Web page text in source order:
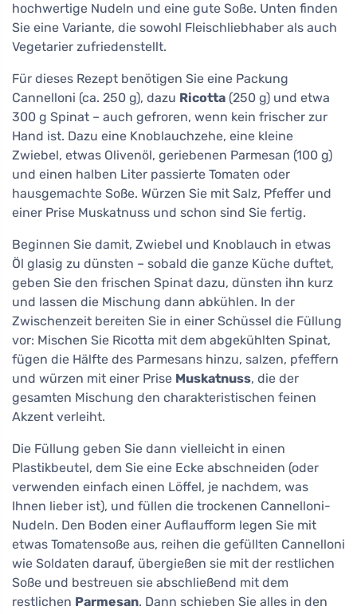
hochwertige Nudeln und eine gute Soße. Unten finden
Sie eine Variante, die sowohl Fleischliebhaber als auch
Vegetarier zufriedenstellt.
Für dieses Rezept benötigen Sie eine Packung
Cannelloni (ca. 250 g), dazu Ricotta (250 g) und etwa
300 g Spinat – auch gefroren, wenn kein frischer zur
Hand ist. Dazu eine Knoblauchzehe, eine kleine
Zwiebel, etwas Olivenöl, geriebenen Parmesan (100 g)
und einen halben Liter passierte Tomaten oder
hausgemachte Soße. Würzen Sie mit Salz, Pfeffer und
einer Prise Muskatnuss und schon sind Sie fertig.
Beginnen Sie damit, Zwiebel und Knoblauch in etwas
Öl glasig zu dünsten – sobald die ganze Küche duftet,
geben Sie den frischen Spinat dazu, dünsten ihn kurz
und lassen die Mischung dann abkühlen. In der
Zwischenzeit bereiten Sie in einer Schüssel die Füllung
vor: Mischen Sie Ricotta mit dem abgekühlten Spinat,
fügen die Hälfte des Parmesans hinzu, salzen, pfeffern
und würzen mit einer Prise Muskatnuss, die der
gesamten Mischung den charakteristischen feinen
Akzent verleiht.
Die Füllung geben Sie dann vielleicht in einen
Plastikbeutel, dem Sie eine Ecke abschneiden (oder
verwenden einfach einen Löffel, je nachdem, was
Ihnen lieber ist), und füllen die trockenen Cannelloni-
Nudeln. Den Boden einer Auflaufform legen Sie mit
etwas Tomatensoße aus, reihen die gefüllten Cannelloni
wie Soldaten darauf, übergießen sie mit der restlichen
Soße und bestreuen sie abschließend mit dem
restlichen Parmesan. Dann schieben Sie alles in den